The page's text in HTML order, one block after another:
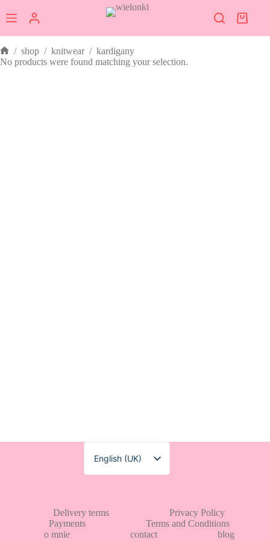
do
Strona
/ shop / knitwear / kardigany
No products were found matching your selection.
English (UK)
Polski
Delivery terms
Privacy Policy
Payments
Terms and Conditions
o mnie
contact blog